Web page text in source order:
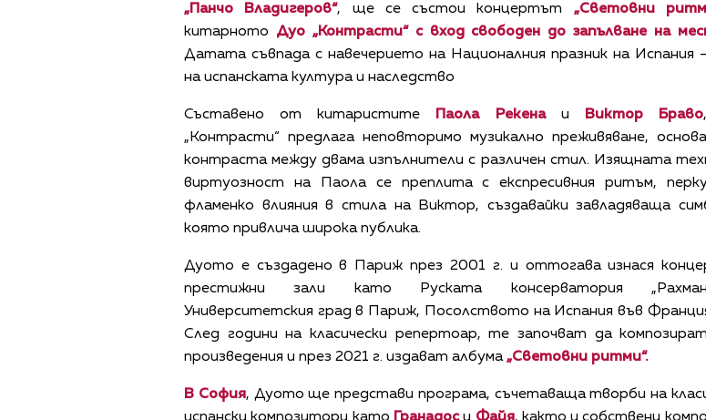
„Панчо Владигеров“, ще се състои концертът „Световни
китарното Дуо „Контрасти“c вход свободен до запълване на
Датата съвпада с навечерието на Националния празник на Испания
на испанската култура и наследство
Съставено от китаристите Паола Рекенаи Виктор Браво
„Контрасти“ предлага неповторимо музикално преживяване,
контраста между двама изпълнители с различен стил. Изящната
виртуозност на Паола се преплита с експресивния ритъм,
фламенко влияния в стила на Виктор, създавайки завладяваща
която привлича широка публика.
Дуото е създадено в Париж през 2001 г. и оттогава изнася
престижни зали като Руската консерватория
Университетския град в Париж, Посолството на Испания във
След години на класически репертоар, те започват да
произведения и през 2021 г. издават албума„Световни ритми“.
В София, Дуото ще представи програма, съчетаваща творби на
испански композитори като Гранадоси Файя, както и собствени